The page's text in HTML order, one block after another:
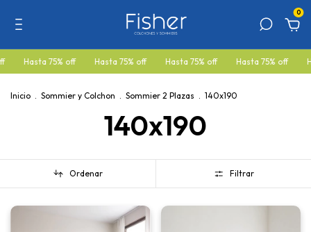
0
Hasta 75% off Hasta 75% off Hasta 75% off Hasta 75% off
Inicio . Sommier y Colchon . Sommier 2 Plazas . 140x190
140x190
Ordenar Filtrar